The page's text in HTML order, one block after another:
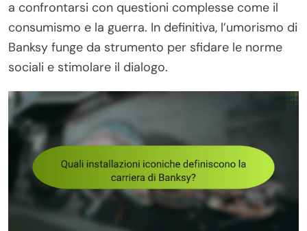
a confrontarsi con questioni complesse come il
consumismo e la guerra. In definitiva, l’umorismo di
Banksy funge da strumento per sfidare le norme
sociali e stimolare il dialogo.